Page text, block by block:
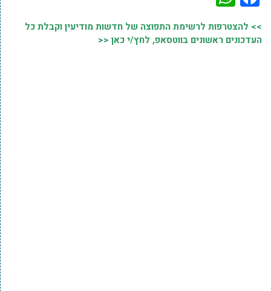
>> להצטרפות לרשימת התפוצה של חדשות מודיעין וקבלת כל
העדכונים ראשונים בווטסאפ, לחץ/י כאן <<